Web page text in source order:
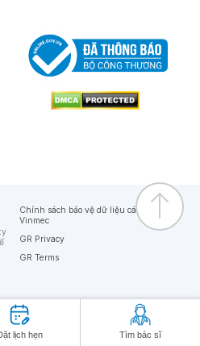
lịch hẹn Tìm bác sĩ
Chính sách bảo vệ dữ liệu cá nhân của
Vinmec
GR Privacy
GR Terms